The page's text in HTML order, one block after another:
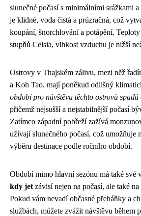
slunečné počasí s minimálními srážkami
je klidné, voda čistá a průzračná, což
koupání, šnorchlování a potápění.
stupňů Celsia, vlhkost vzduchu je nižší
Ostrovy v Thajském zálivu, mezi něž
a Koh Tao, mají poněkud odlišný
období pro návštěvu těchto ostrovů
přičemž nejsušší a nejstabilnější počasí
Zatímco západní pobřeží zažívá
užívají slunečného počasí, což
výběru destinace podle ročního období.
Období mimo hlavní sezónu má také své
kdy jet závisí nejen na počasí, ale také
Pokud vám nevadí občasné přeháňky a
službách, můžete zvážit návštěvu během